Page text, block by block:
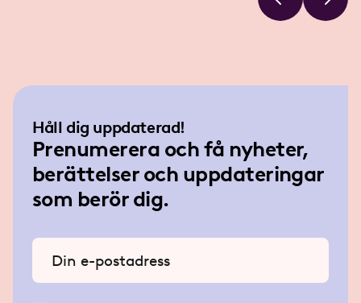
Håll dig uppdaterad!
Prenumerera och få nyheter,
berättelser och uppdateringar
som berör dig.
Ange din e-postadress